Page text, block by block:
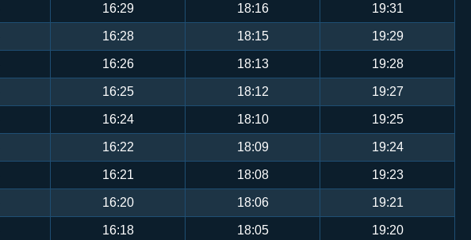
16:29 18:16 19:31
16:28 18:15 19:29
16:26 18:13 19:28
16:25 18:12 19:27
16:24 18:10 19:25
16:22 18:09 19:24
16:21 18:08 19:23
16:20 18:06 19:21
16:18 18:05 19:20